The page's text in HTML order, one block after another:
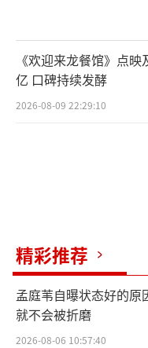
打打气
梁慧仪进入
手、巡演等打交道
电影迷。她的内
影，她说电影给
总能从中找到动力
《欢迎来龙餐馆》点
亿 口碑持续发酵
2026-08-09 22:29:10
精彩推荐
孟庭苇自曝状态好的原
就不会被折磨
2026-08-06 10:57:40